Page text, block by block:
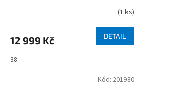
(1 ks)
12 999 Kč DETAIL
38
Kód: 201980